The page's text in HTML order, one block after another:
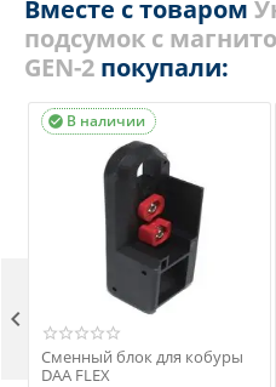
Вместе с товаром
подсумок с
GEN-2 покупали:
В наличии

Сменный блок для кобуры
DAA FLEX
